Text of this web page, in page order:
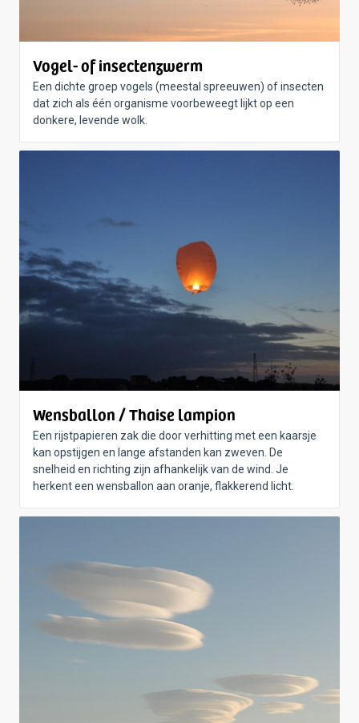
Vogel- of insectenzwerm
Een dichte groep vogels (meestal spreeuwen) of insecten
dat zich als één organisme voorbeweegt lijkt op een
donkere, levende wolk.
Wensballon / Thaise lampion
Een rijstpapieren zak die door verhitting met een kaarsje
kan opstijgen en lange afstanden kan zweven. De
snelheid en richting zijn afhankelijk van de wind. Je
herkent een wensballon aan oranje, flakkerend licht.